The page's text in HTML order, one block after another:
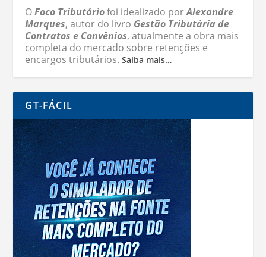
OFoco Tributáriofoi idealizado porAlexandre
Marques, autor do livro Gestão Tributária de
Contratos e Convênios, atualmente a obra mais
completa do mercado sobre retenções e
encargos tributários.Saiba mais…
GT-FÁCIL